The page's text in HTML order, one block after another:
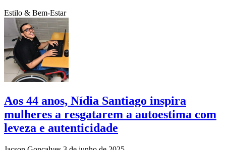
Estilo & Bem-Estar
Aos 44 anos, Nídia Santiago inspira
mulheres a resgatarem a autoestima com
leveza e autenticidade